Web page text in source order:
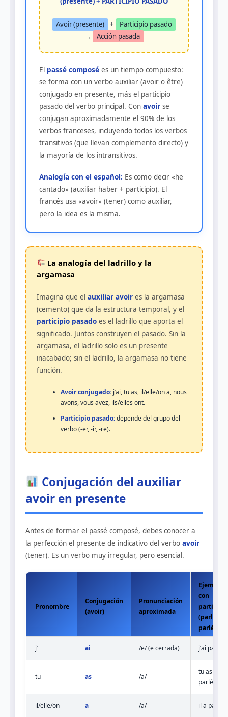
Avoir (presente) +
Participio pasado
→
Acción pasada
El passé composé es un tiempo compuesto:
se forma con un verbo auxiliar (avoir o être)
conjugado en presente, más el participio
pasado del verbo principal. Con avoir se
conjugan aproximadamente el 90% de los
verbos franceses, incluyendo todos los verbos
transitivos (que llevan complemento directo) y
la mayoría de los intransitivos.
Analogía con el español: Es como decir «he
cantado» (auxiliar haber + participio). El
francés usa «avoir» (tener) como auxiliar,
pero la idea es la misma.
La analogía del ladrillo y la
argamasa
Imagina que el auxiliar avoir es la argamasa
(cemento) que da la estructura temporal, y el
participio pasado es el ladrillo que aporta el
significado. Juntos construyen el pasado. Sin la
argamasa, el ladrillo solo es un presente
inacabado; sin el ladrillo, la argamasa no tiene
función.
Avoir conjugado: j’ai, tu as, il/elle/on a, nous
avons, vous avez, ils/elles ont.
Participio pasado:depende del grupo del
verbo (-er, -ir, -re).
Conjugación del auxiliar
avoir en presente
Antes de formar el passé composé, debes conocer a
la perfección el presente de indicativo del verbo avoir
(tener). Es un verbo muy irregular, pero esencial.
Pronombre
Conjugación
(avoir)
Pronunciación
aproximada
Ejemplo
con
participio
(parler →
parlé)
j’ ai /e/ (e cerrada) j’ai parlé
tu as /a/
tu as
parlé
il/elle/on a /a/ il a parlé